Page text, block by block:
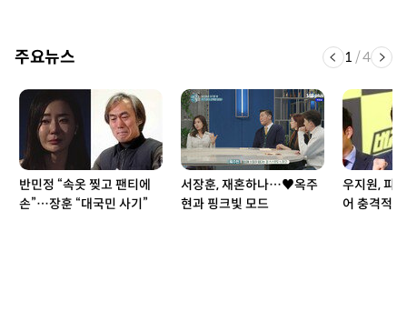
주요뉴스 1 /4
반민정 “속옷 찢고 팬티에
손”…장훈 “대국민 사기”
서장훈, 재혼하나…♥옥주
현과 핑크빛 모드
우지원, 피
어 충격적